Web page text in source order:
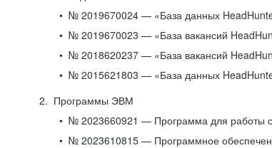
№ 2019670024 — «База данных
№ 2019670023 — «База вакансий
№ 2018620237 — «База вакансий
№ 2015621803 — «База данных
Программы ЭВМ
№ 2023660921 — Программа для работы с
№ 2023610815 — Программное